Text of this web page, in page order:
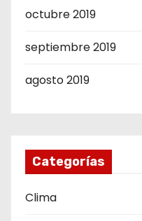
octubre 2019
septiembre 2019
agosto 2019
Categorías
Clima